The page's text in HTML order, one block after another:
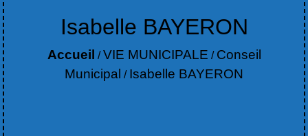
Isabelle BAYERON
Accueil /VIE MUNICIPALE / Conseil
Municipal / Isabelle BAYERON